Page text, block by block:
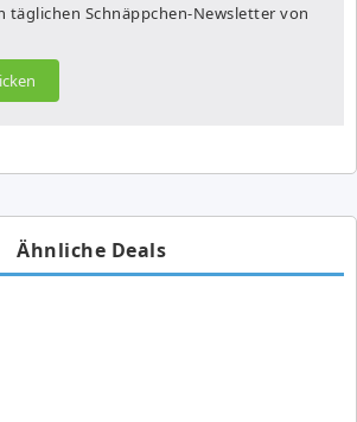
täglichen Schnäppchen-Newsletter von
Ähnliche Deals